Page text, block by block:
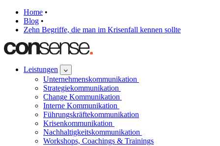
Home •
Blog •
Zehn Begriffe, die man im Krisenfall kennen sollte
Leistungen
Unternehmenskommunikation
Strategiekommunikation
Change Kommunikation
Interne Kommunikation
Führungskräftekommunikation
Krisenkommunikation
Nachhaltigkeitskommunikation
Workshops, Coachings & Trainings